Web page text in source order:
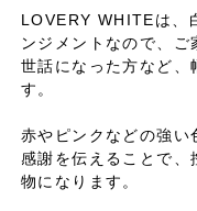
LOVERY WHITEは、
ンジメントなので、
世話になった方など、
す。
赤やピンクなどの強い
感謝を伝えることで、
物になります。